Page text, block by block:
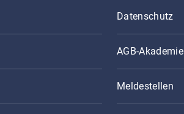
Datenschutz
AGB-Akademie
Meldestellen